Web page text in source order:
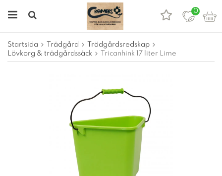
0
Startsida Trädgård
Trädgårdsredskap
Lövkorg & trädgårdssäck
Tricanhink 17 liter Lime